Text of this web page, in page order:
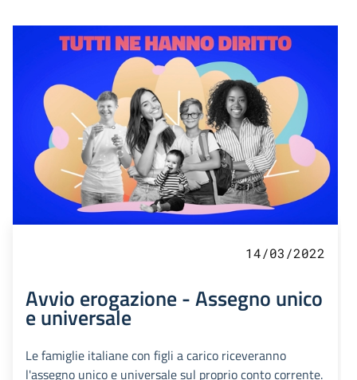
14/03/2022
Avvio erogazione - Assegno unico
e universale
Le famiglie italiane con figli a carico riceveranno
l'assegno unico e universale sul proprio conto corrente.